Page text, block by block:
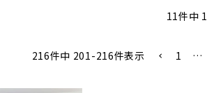
11件中 1
216件中 201-216件表示 1 …